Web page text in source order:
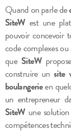
Quand on parle de
SiteWest une
pouvoir concevoir
code complexes
que SiteW
construire unsite
boulangerieen
un entrepreneur
SiteWune solution
compétences